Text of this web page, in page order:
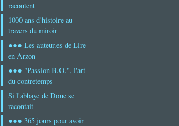
racontent
1000 ans d'histoire au
travers du miroir
●●● Les auteur.es de Lire
en Arzon
●●● "Passion B.O.", l'art
du contretemps
Si l'abbaye de Doue se
racontait
●●● 365 jours pour avoir